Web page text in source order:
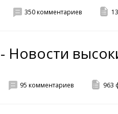
350комментариев
Новости
95 комментариев 963